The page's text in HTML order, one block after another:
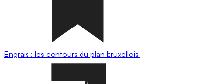
Engrais : les contours du plan bruxellois